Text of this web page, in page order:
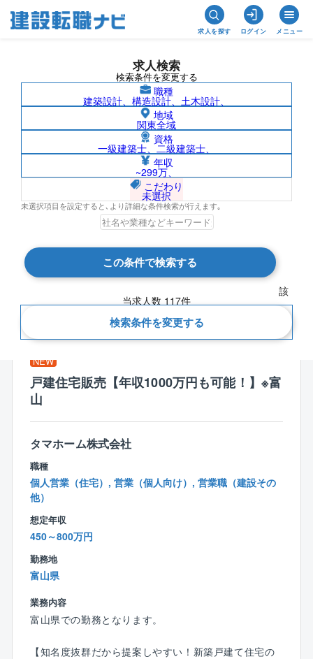
求人を探す ログイン メニュー
求人検索
検索条件を変更する
職種
建築設計、構造設計、土木設計、
地域
関東全域
資格
一級建築士、二級建築士、
年収
~299万、
こだわり
未選択
未選択項目を設定すると､より詳細な条件検索が行えます｡
この条件で検索する
該
当求人数 117件
検索条件を変更する
富山県の求人検索結果一覧
検索結果 117 件
現在の検索条件
NEW
戸建住宅販売【年収1000万円も可能！】※富
山
タマホーム株式会社
職種
個人営業（住宅）, 営業（個人向け）, 営業職（建設その
他）
想定年収
450～800万円
勤務地
富山県
業務内容
富山県での勤務となります。
【知名度抜群だから提案しやすい！新築戸建て住宅の